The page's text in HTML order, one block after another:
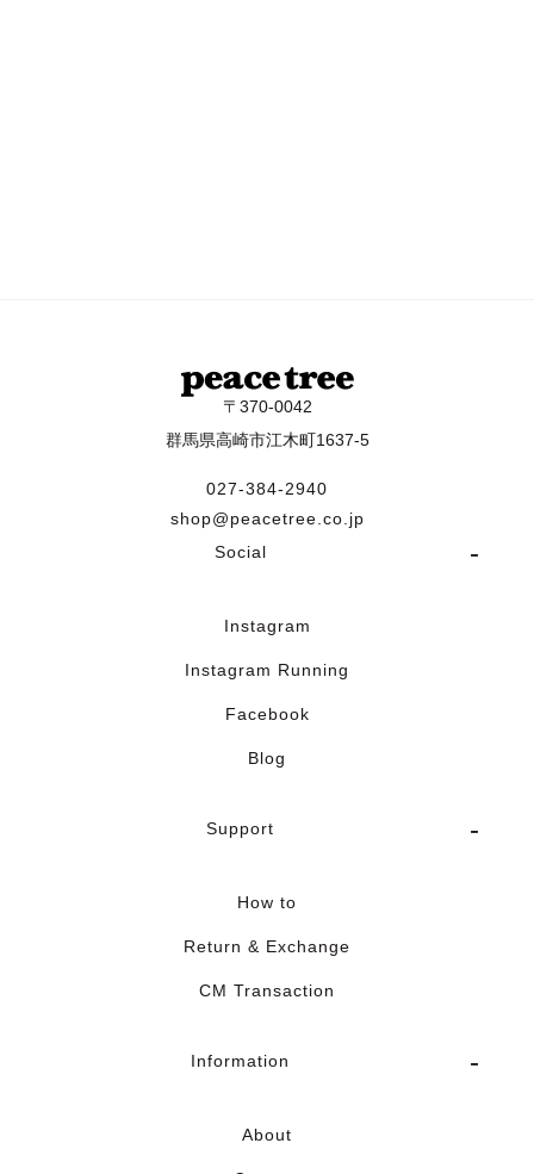
〒370-0042
群馬県高崎市江木町1637-5
027-384-2940
shop@peacetree.co.jp
Social
Instagram
Instagram Running
Facebook
Blog
Support
How to
Return & Exchange
CM Transaction
Information
About